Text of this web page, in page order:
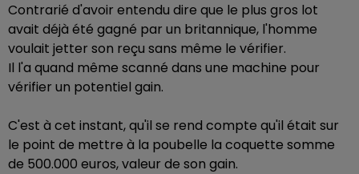
Contrarié d'avoir entendu dire que le plus gros lot
avait déjà été gagné par un britannique, l'homme
voulait jetter son reçu sans même le vérifier.
Il l'a quand même scanné dans une machine pour
vérifier un potentiel gain.
C'est à cet instant, qu'il se rend compte qu'il était sur
le point de mettre à la poubelle la coquette somme
de 500.000 euros, valeur de son gain.